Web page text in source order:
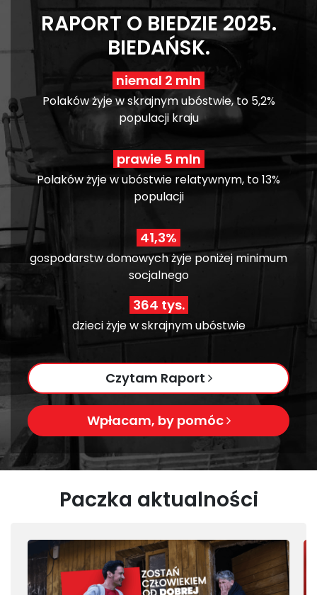
RAPORT O BIEDZIE 2025.
BIEDAŃSK.
niemal 2 mln
Polaków żyje w skrajnym ubóstwie, to 5,2%
populacji kraju
prawie 5 mln
Polaków żyje w ubóstwie relatywnym, to 13%
populacji
41,3%
gospodarstw domowych żyje poniżej minimum
socjalnego
364 tys.
dzieci żyje w skrajnym ubóstwie
Czytam Raport
Wpłacam, by pomóc
Paczka aktualności